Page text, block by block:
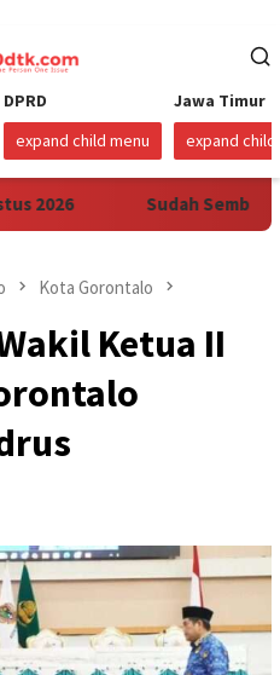
DPRD
expand child menu
Jawa Timur
expand child
Sudah Sembilan
Kota Gorontalo
Ketua II